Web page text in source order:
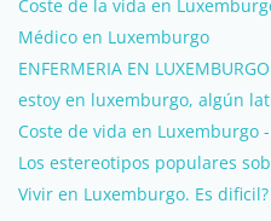
Coste de la vida en
Médico en Luxemburgo
ENFERMERIA EN LUXEMBURGO
estoy en luxemburgo, algún
Coste de vida en Luxemburgo
Los estereotipos populares
Vivir en Luxemburgo. Es dificil?